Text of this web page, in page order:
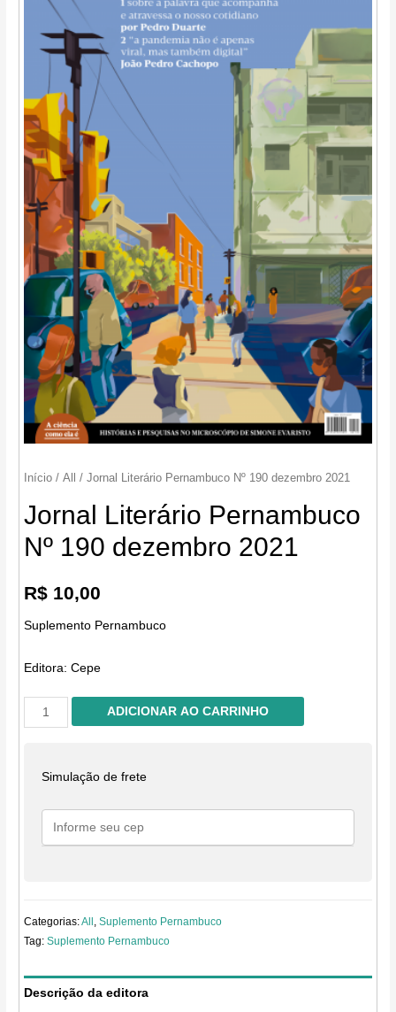
Início /All / Jornal Literário Pernambuco Nº 190 dezembro 2021
Jornal Literário Pernambuco
Nº 190 dezembro 2021
R$ 10,00
Suplemento Pernambuco
Editora: Cepe
Jornal
Literário
2021
ADICIONAR AO CARRINHO
Simulação de frete
Categorias:All ,Suplemento Pernambuco
Tag:Suplemento Pernambuco
Descrição da editora